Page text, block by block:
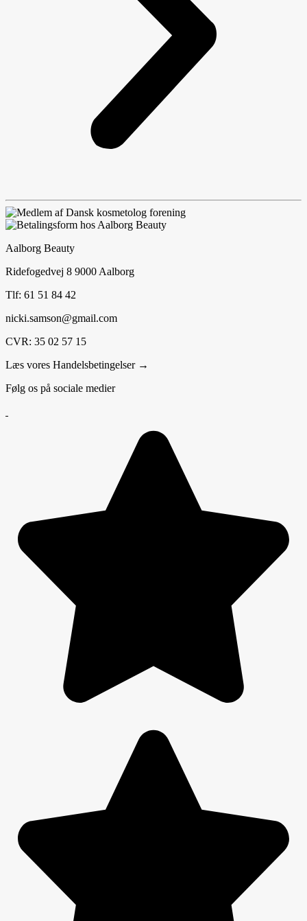
Aalborg Beauty
Ridefogedvej 8 9000 Aalborg
Tlf: 61 51 84 42
nicki.samson@gmail.com
CVR: 35 02 57 15
Læs vores Handelsbetingelser →
Følg os på sociale medier